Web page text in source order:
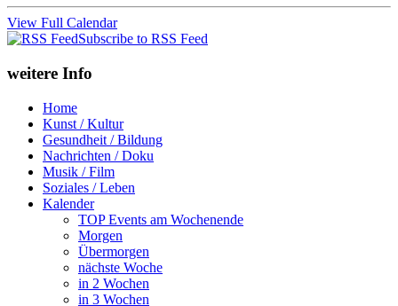
View Full Calendar
Subscribe to RSS Feed
weitere Info
Home
Kunst / Kultur
Gesundheit / Bildung
Nachrichten / Doku
Musik / Film
Soziales / Leben
Kalender
TOP Events am Wochenende
Morgen
Übermorgen
nächste Woche
in 2 Wochen
in 3 Wochen